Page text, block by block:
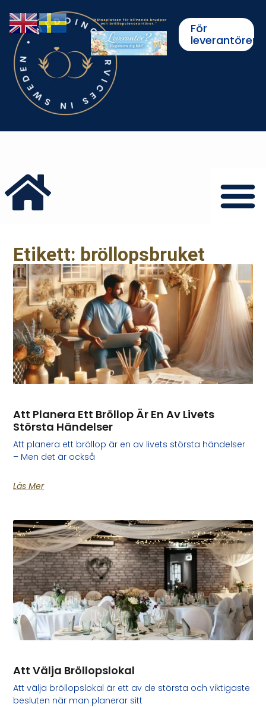
För
leverantörer
Etikett: bröllopsbruket
Att Planera Ett Bröllop Är En Av Livets
Största Händelser
Att planera ett bröllop är en av livets största händelser
– Men det är också
Läs Mer
Att Välja Bröllopslokal
Att välja bröllopslokal är ett av de största och viktigaste
besluten när man planerar sitt